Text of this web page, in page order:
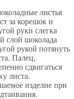
листья
за корешок и
руки слегка
слой шоколада
рукой потянуть
Палец,
сдвигаться
листа.
изделие при